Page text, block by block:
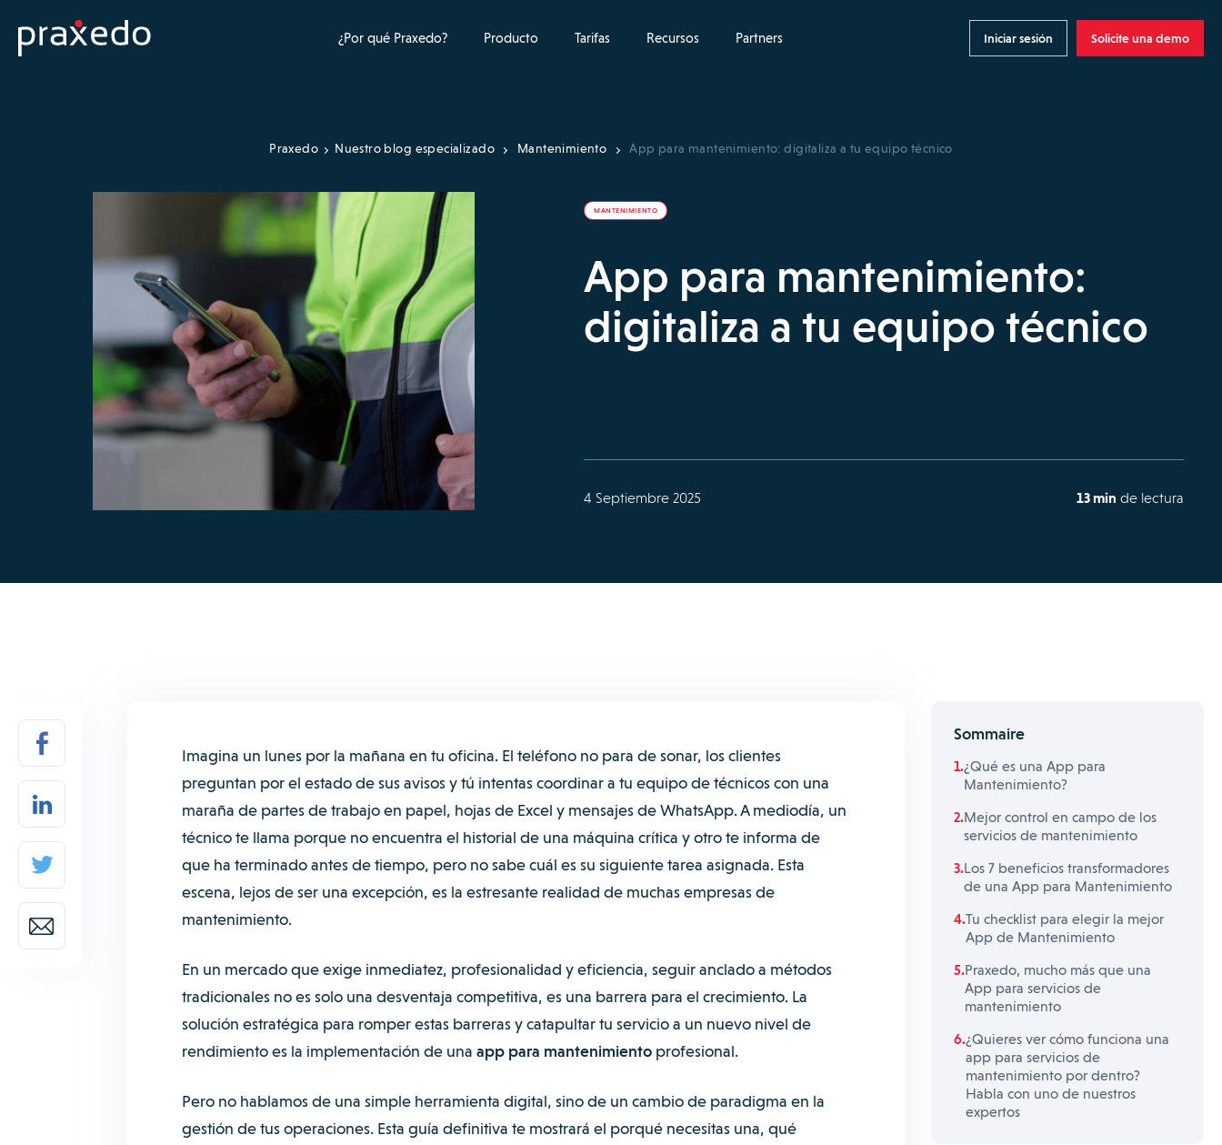
¿Por qué Praxedo? Producto Tarifas Recursos Partners Iniciar sesión Solicite una demo
Praxedo Nuestro blog especializado Mantenimiento App para mantenimiento: digitaliza a tu equipo técnico
MANTENIMIENTO
App para mantenimiento:
digitaliza a tu equipo técnico
4 Septiembre 2025 13 min de lectura
Imagina un lunes por la mañana en tu oficina. El teléfono no para de sonar, los clientes
preguntan por el estado de sus avisos y tú intentas coordinar a tu equipo de técnicos con una
maraña de partes de trabajo en papel, hojas de Excel y mensajes de WhatsApp. A mediodía, un
técnico te llama porque no encuentra el historial de una máquina crítica y otro te informa de
que ha terminado antes de tiempo, pero no sabe cuál es su siguiente tarea asignada. Esta
escena, lejos de ser una excepción, es la estresante realidad de muchas empresas de
mantenimiento.
En un mercado que exige inmediatez, profesionalidad y eficiencia, seguir anclado a métodos
tradicionales no es solo una desventaja competitiva, es una barrera para el crecimiento. La
solución estratégica para romper estas barreras y catapultar tu servicio a un nuevo nivel de
rendimiento es la implementación de una app para mantenimientoprofesional.
Pero no hablamos de una simple herramienta digital, sino de un cambio de paradigma en la
gestión de tus operaciones. Esta guía definitiva te mostrará el porqué necesitas una, qué
Sommaire
¿Qué es una App para
Mantenimiento?
Mejor control en campo de los
servicios de mantenimiento
Los 7 beneficios transformadores
de una App para Mantenimiento
Tu checklist para elegir la mejor
App de Mantenimiento
Praxedo, mucho más que una
App para servicios de
mantenimiento
¿Quieres ver cómo funciona una
app para servicios de
mantenimiento por dentro?
Habla con uno de nuestros
expertos